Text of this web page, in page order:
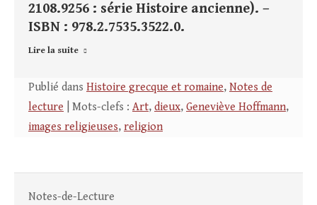
2108.9256 : série Histoire ancienne). –
ISBN : 978.2.7535.3522.0.
Lire la suite
Publié dans Histoire grecque et romaine, Notes de
lecture | Mots-clefs : Art, dieux, Geneviève Hoffmann,
images religieuses, religion
Notes-de-Lecture